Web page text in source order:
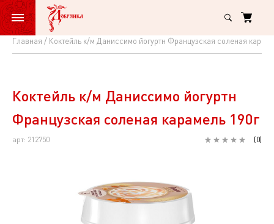
Главная Коктейль к/м Даниссимо йогуртн Французская соленая
Коктейль
Даниссимо
йогуртн
карамель
Коктейль к/м Даниссимо йогуртн
Французская соленая карамель 190г
арт: 212750 (0)